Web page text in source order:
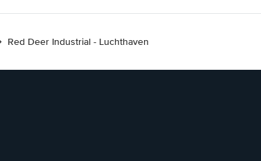
Red Deer Industrial - Luchthaven